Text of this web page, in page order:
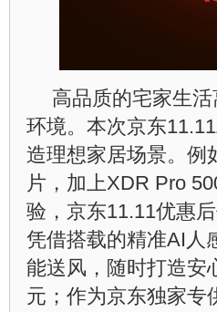
高品质的宅家生
环境。本次京东
造理想家居场景。例
片，加上XDR Pro
验，京东11.11优惠
凭借搭载的精准AI人
能送风，随时打造安
元；作为京东独家专